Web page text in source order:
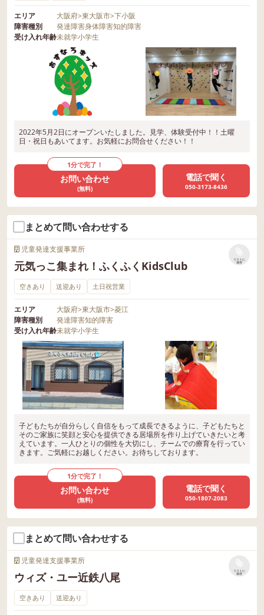
エリア 大阪府>東大阪市>下小阪
障害種別
発達障害身体障害知的障害
受け入れ年齢未就学小学生
2022年5月2日にオープンいたしました。見学、体験受付中！！土曜
日・祝日もあいてます。お気軽にお問合せください！！
1分で完了！
お問い合わせ
(無料)
電話で聞く
050-3173-8436
まとめて問い合わせする
児童発達支援事業所
元気っこ集まれ！ふくふくKidsClub
リストに
保存
空きあり 送迎あり 土日祝営業
エリア 大阪府>東大阪市>菱江
障害種別
発達障害知的障害
受け入れ年齢未就学小学生
子どもたちが自分らしく自信をもって成長できるように、子どもたちと
そのご家族に笑顔と安心を提供できる居場所を作り上げていきたいと考
えています。一人ひとりの個性を大切にし、チームでの療育を行ってい
きます。ご気軽にお越しください。お待ちしております。
1分で完了！
お問い合わせ
(無料)
電話で聞く
050-1807-2083
まとめて問い合わせする
児童発達支援事業所
ウィズ・ユー近鉄八尾
リストに
保存
空きあり 送迎あり